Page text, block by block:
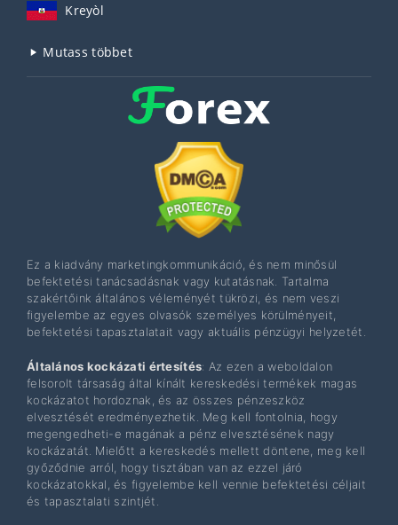
Kreyòl
Mutass többet
Ez a kiadvány marketingkommunikáció, és nem minősül
befektetési tanácsadásnak vagy kutatásnak. Tartalma
szakértőink általános véleményét tükrözi, és nem veszi
figyelembe az egyes olvasók személyes körülményeit,
befektetési tapasztalatait vagy aktuális pénzügyi helyzetét.
Általános kockázati értesítés: Az ezen a weboldalon
felsorolt ​​társaság által kínált kereskedési termékek magas
kockázatot hordoznak, és az összes pénzeszköz
elvesztését eredményezhetik. Meg kell fontolnia, hogy
megengedheti-e magának a pénz elvesztésének nagy
kockázatát. Mielőtt a kereskedés mellett döntene, meg kell
győződnie arról, hogy tisztában van az ezzel járó
kockázatokkal, és figyelembe kell vennie befektetési céljait
és tapasztalati szintjét.